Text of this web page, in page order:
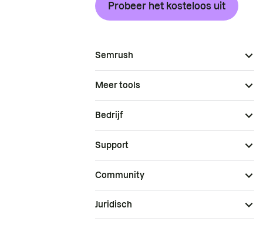
Probeer het kosteloos uit
Semrush
Meer tools
Bedrijf
Support
Community
Juridisch